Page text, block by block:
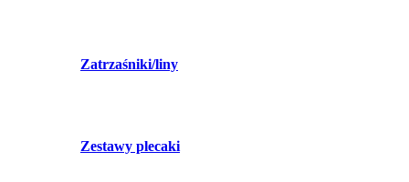
Zatrzaśniki/liny
Zestawy plecaki